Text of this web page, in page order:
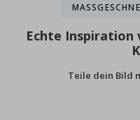
Echte Inspiration
Teile dein Bild